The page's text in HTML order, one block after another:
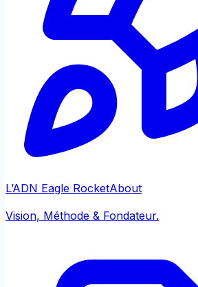
L’ADN Eagle RocketAbout
Vision, Méthode & Fondateur.